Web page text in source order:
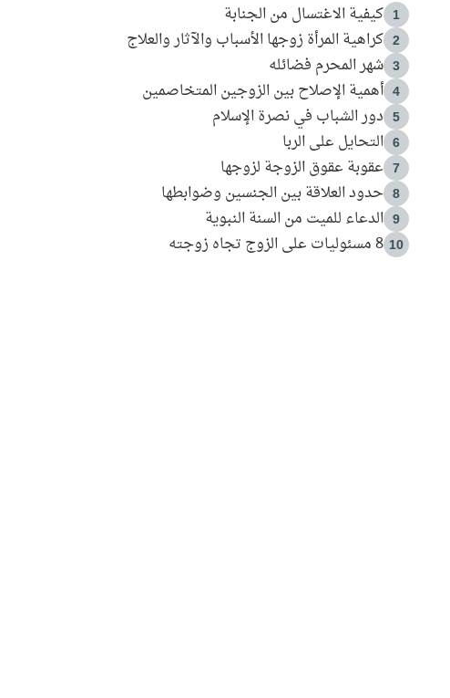
1 كيفية الاغتسال من الجنابة
2 كراهية المرأة زوجها الأسباب والآثار والعلاج
3 شهر المحرم فضائله
4 أهمية الإصلاح بين الزوجين المتخاصمين
5 دور الشباب في نصرة الإسلام
6 التحايل على الربا
7 عقوبة عقوق الزوجة لزوجها
8 حدود العلاقة بين الجنسين وضوابطها
9 الدعاء للميت من السنة النبوية
10 8 مسئوليات على الزوج تجاه زوجته